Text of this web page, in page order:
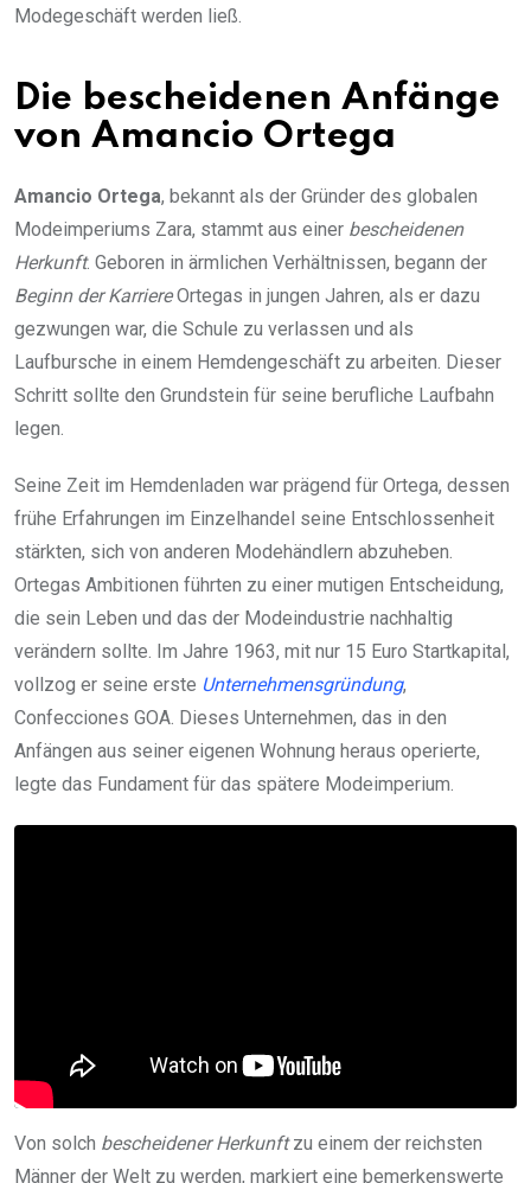
Modegeschäft werden ließ.
Die bescheidenen Anfänge
von Amancio Ortega
Amancio Ortega, bekannt als der Gründer des globalen
Modeimperiums Zara, stammt aus einer bescheidenen
Herkunft. Geboren in ärmlichen Verhältnissen, begann der
Beginn der KarriereOrtegas in jungen Jahren, als er dazu
gezwungen war, die Schule zu verlassen und als
Laufbursche in einem Hemdengeschäft zu arbeiten. Dieser
Schritt sollte den Grundstein für seine berufliche Laufbahn
legen.
Seine Zeit im Hemdenladen war prägend für Ortega, dessen
frühe Erfahrungen im Einzelhandel seine Entschlossenheit
stärkten, sich von anderen Modehändlern abzuheben.
Ortegas Ambitionen führten zu einer mutigen Entscheidung,
die sein Leben und das der Modeindustrie nachhaltig
verändern sollte. Im Jahre 1963, mit nur 15 Euro Startkapital,
vollzog er seine erste Unternehmensgründung,
Confecciones GOA. Dieses Unternehmen, das in den
Anfängen aus seiner eigenen Wohnung heraus operierte,
legte das Fundament für das spätere Modeimperium.
Von solch bescheidener Herkunftzu einem der reichsten
Männer der Welt zu werden, markiert eine bemerkenswerte